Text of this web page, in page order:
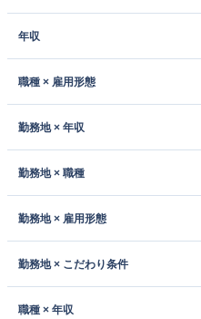
年収
職種 × 雇用形態
勤務地 × 年収
勤務地 × 職種
勤務地 × 雇用形態
勤務地 × こだわり条件
職種 × 年収